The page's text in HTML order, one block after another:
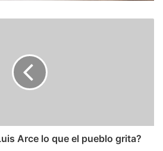
Arce lo que el pueblo grita?